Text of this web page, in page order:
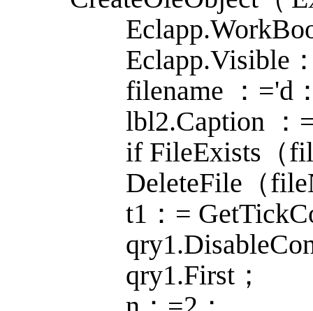
Eclapp.Visible：
filename ：='d
lbl2.Caption ：
if FileExists（
DeleteFile（
t1：=
qry1.First；